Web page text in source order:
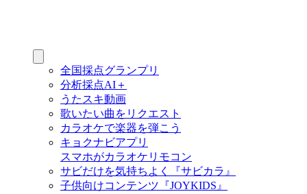
全国採点グランプリ
分析採点AI＋
うたスキ動画
歌いたい曲をリクエスト
カラオケで楽器を弾こう
キョクナビアプリ
スマホがカラオケリモコン
サビだけを気持ちよく『サビカラ』
子供向けコンテンツ『JOYKIDS』